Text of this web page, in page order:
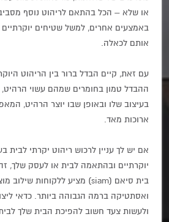
או שלא – הכל בהתאם לריהוט נוסף
באמצעים אחרים, למשל שטיחים
אותם לכאלה.
עם זאת, קיים הבדל ברור בין הריהוט
ההבדל טמון בחומרים שמהם עשוי
בעיצוב שלו ובאופן שבו יוצר הרהיט,
ארוכות מאד.
אם יש לך עניין לרכוש ריהוט יקרתי לבית
יוקרתיים ובהתאמה לבית או לעסק שלך,
בית סיאם (siam) מציע ללקוחות שילוב
ואסתטיקה ברמה הגבוהה ביותר. כדאי
ולעשות צעד חשוב להפיכת הבית שלך